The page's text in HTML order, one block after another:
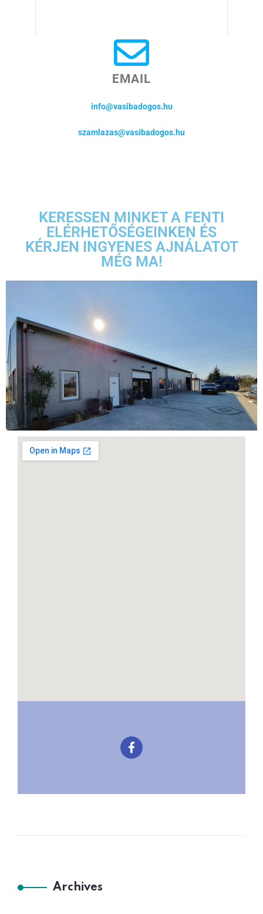
EMAIL
info@vasibadogos.hu
szamlazas@vasibadogos.hu
KERESSEN MINKET A FENTI
ELÉRHETŐSÉGEINKEN ÉS
KÉRJEN INGYENES AJNÁLATOT
MÉG MA!
Archives